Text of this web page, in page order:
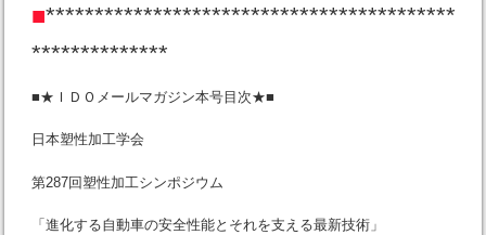
■******************************************
**************
■★ＩＤＯメールマガジン本号目次★■
日本塑性加工学会
第287回塑性加工シンポジウム
「進化する自動車の安全性能とそれを支える最新技術」